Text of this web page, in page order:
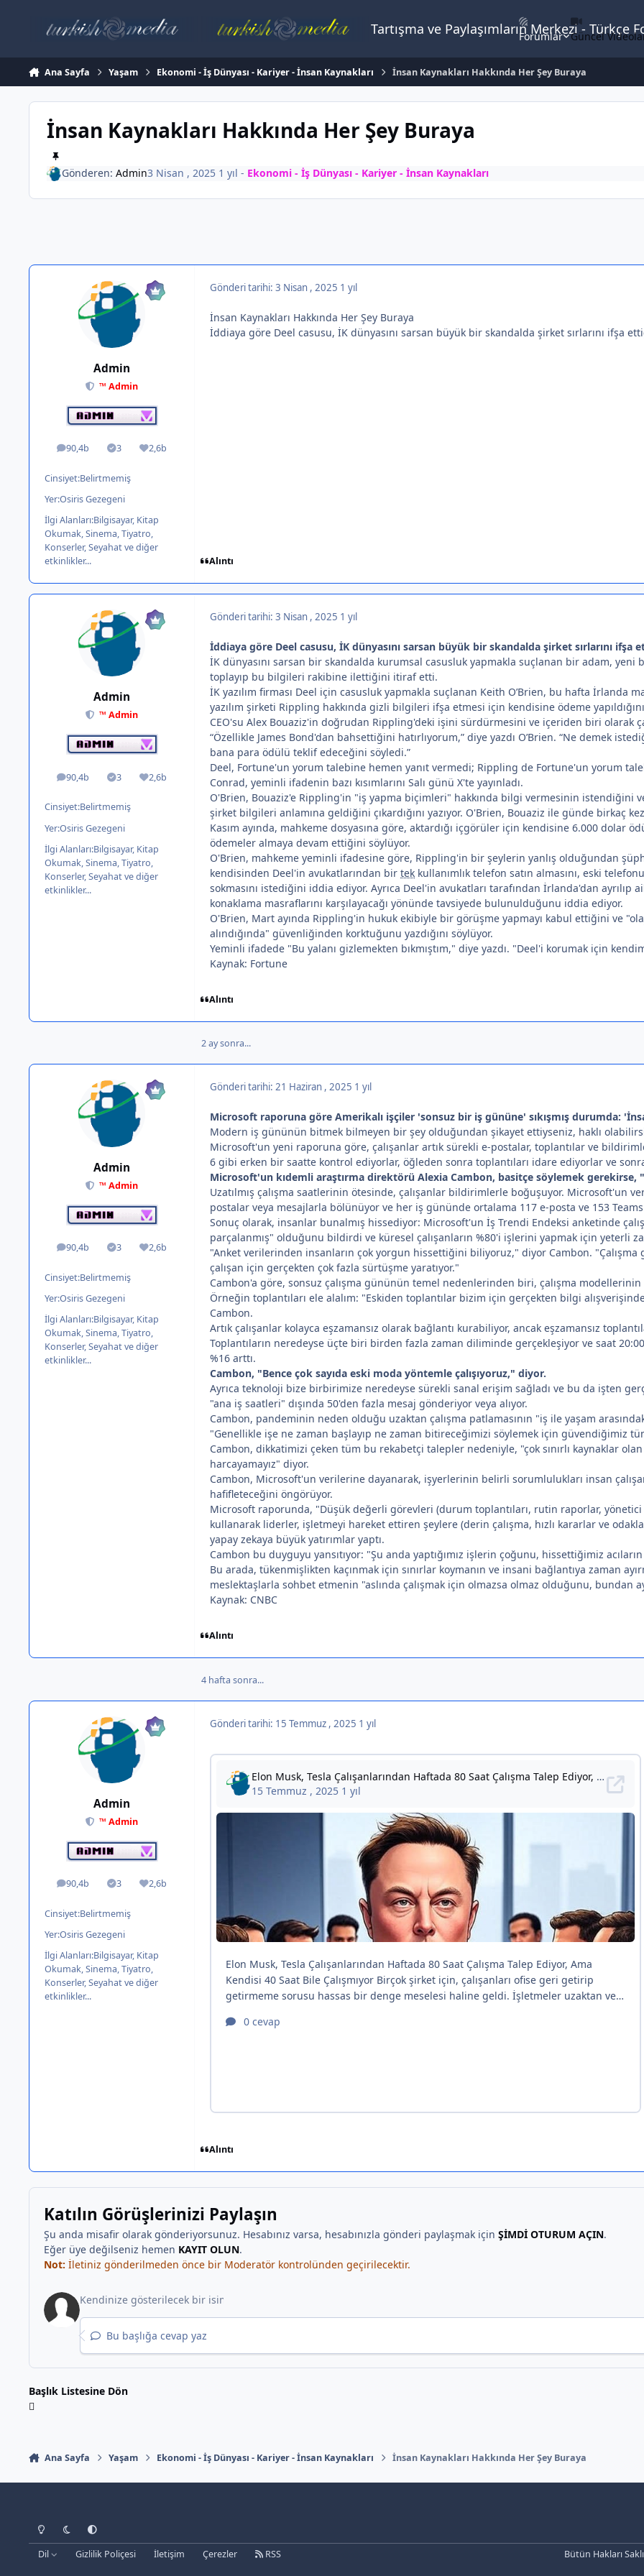
Tartışma ve Paylaşımların Merkezi -
Forumlar Güncel
Ana Sayfa Yaşam Ekonomi - İş Dünyası - Kariyer - İnsan Kaynakları İnsan Kaynakları Hakkında Her Şey Buraya
İnsan Kaynakları Hakkında Her Şey Buraya
Gönderen: Admin3 Nisan , 2025 1 yıl - Ekonomi - İş Dünyası - Kariyer - İnsan Kaynakları
Admin
™ Admin
90,4b
ileti 3
Solutions2,6b
İtibar
Cinsiyet:Belirtmemiş
Yer:Osiris Gezegeni
İlgi Alanları:Bilgisayar, Kitap
Okumak, Sinema, Tiyatro,
Konserler, Seyahat ve diğer
etkinlikler...
Gönderi tarihi: 3 Nisan , 2025 1 yıl
İnsan Kaynakları Hakkında Her Şey Buraya
İddiaya göre Deel casusu, İK dünyasını sarsan büyük bir skandalda şirket sırlarını ifşa
Alıntı
Admin
™ Admin
90,4b
ileti 3
Solutions2,6b
İtibar
Cinsiyet:Belirtmemiş
Yer:Osiris Gezegeni
İlgi Alanları:Bilgisayar, Kitap
Okumak, Sinema, Tiyatro,
Konserler, Seyahat ve diğer
etkinlikler...
Gönderi tarihi: 3 Nisan , 2025 1 yıl
İddiaya göre Deel casusu, İK dünyasını sarsan büyük bir skandalda şirket sırlarını
İK dünyasını sarsan bir skandalda kurumsal casusluk yapmakla suçlanan bir adam,
toplayıp bu bilgileri rakibine ilettiğini itiraf etti.
İK yazılım firması Deel için casusluk yapmakla suçlanan Keith O’Brien, bu hafta İrlanda
yazılım şirketi Rippling hakkında gizli bilgileri ifşa etmesi için kendisine ödeme
CEO'su Alex Bouaziz'in doğrudan Rippling'deki işini sürdürmesini ve içeriden biri olarak
“Özellikle James Bond'dan bahsettiğini hatırlıyorum,” diye yazdı O’Brien. “Ne demek
bana para ödülü teklif edeceğini söyledi.”
Deel, Fortune'un yorum talebine hemen yanıt vermedi; Rippling de Fortune'un yorum
Conrad, yeminli ifadenin bazı kısımlarını Salı günü X'te yayınladı.
O'Brien, Bouaziz'e Rippling'in "iş yapma biçimleri" hakkında bilgi vermesinin
şirket bilgileri anlamına geldiğini çıkardığını yazıyor. O'Brien, Bouaziz ile günde birkaç
Kasım ayında, mahkeme dosyasına göre, aktardığı içgörüler için kendisine 6.000 dolar
ödemeler almaya devam ettiğini söylüyor.
O'Brien, mahkeme yeminli ifadesine göre, Rippling'in bir şeylerin yanlış olduğundan
kendisinden Deel'in avukatlarından bir tek kullanımlık telefon satın almasını, eski
sokmasını istediğini iddia ediyor. Ayrıca Deel'in avukatları tarafından İrlanda'dan
konaklama masraflarını karşılayacağı yönünde tavsiyede bulunulduğunu iddia ediyor.
O'Brien, Mart ayında Rippling'in hukuk ekibiyle bir görüşme yapmayı kabul ettiğini ve
alındığında" güvenliğinden korktuğunu yazdığını söylüyor.
Yeminli ifadede "Bu yalanı gizlemekten bıkmıştım," diye yazdı. "Deel'i korumak için
Kaynak: Fortune
Alıntı
2 ay sonra...
Admin
™ Admin
90,4b
ileti 3
Solutions2,6b
İtibar
Cinsiyet:Belirtmemiş
Yer:Osiris Gezegeni
İlgi Alanları:Bilgisayar, Kitap
Okumak, Sinema, Tiyatro,
Konserler, Seyahat ve diğer
etkinlikler...
Gönderi tarihi: 21 Haziran , 2025 1 yıl
Microsoft raporuna göre Amerikalı işçiler 'sonsuz bir iş gününe' sıkışmış durumda:
Modern iş gününün bitmek bilmeyen bir şey olduğundan şikayet ettiyseniz, haklı
Microsoft'un yeni raporuna göre, çalışanlar artık sürekli e-postalar, toplantılar ve
6 gibi erken bir saatte kontrol ediyorlar, öğleden sonra toplantıları idare ediyorlar ve
Microsoft'un kıdemli araştırma direktörü Alexia Cambon, basitçe söylemek gerekirse,
Uzatılmış çalışma saatlerinin ötesinde, çalışanlar bildirimlerle boğuşuyor. Microsoft'un
postalar veya mesajlarla bölünüyor ve her iş gününde ortalama 117 e-posta ve 153 Teams
Sonuç olarak, insanlar bunalmış hissediyor: Microsoft'un İş Trendi Endeksi anketinde
parçalanmış" olduğunu bildirdi ve küresel çalışanların %80'i işlerini yapmak için yeterli
"Anket verilerinden insanların çok yorgun hissettiğini biliyoruz," diyor Cambon.
çalışan için gerçekten çok fazla sürtüşme yaratıyor."
Cambon'a göre, sonsuz çalışma gününün temel nedenlerinden biri, çalışma modellerinin
Örneğin toplantıları ele alalım: "Eskiden toplantılar bizim için gerçekten bilgi
Cambon.
Artık çalışanlar kolayca eşzamansız olarak bağlantı kurabiliyor, ancak eşzamansız
Toplantıların neredeyse üçte biri birden fazla zaman diliminde gerçekleşiyor ve saat
%16 arttı.
Cambon, "Bence çok sayıda eski moda yöntemle çalışıyoruz," diyor.
Ayrıca teknoloji bize birbirimize neredeyse sürekli sanal erişim sağladı ve bu da işten
"ana iş saatleri" dışında 50'den fazla mesaj gönderiyor veya alıyor.
Cambon, pandeminin neden olduğu uzaktan çalışma patlamasının "iş ile yaşam
"Genellikle işe ne zaman başlayıp ne zaman bitireceğimizi söylemek için güvendiğimiz
Cambon, dikkatimizi çeken tüm bu rekabetçi talepler nedeniyle, "çok sınırlı kaynaklar
harcayamayız" diyor.
Cambon, Microsoft'un verilerine dayanarak, işyerlerinin belirli sorumlulukları insan
hafifleteceğini öngörüyor.
Microsoft raporunda, "Düşük değerli görevleri (durum toplantıları, rutin raporlar,
kullanarak liderler, işletmeyi hareket ettiren şeylere (derin çalışma, hızlı kararlar ve
yapay zekaya büyük yatırımlar yaptı.
Cambon bu duyguyu yansıtıyor: "Şu anda yaptığımız işlerin çoğunu, hissettiğimiz
Bu arada, tükenmişlikten kaçınmak için sınırlar koymanın ve insani bağlantıya zaman
meslektaşlarla sohbet etmenin "aslında çalışmak için olmazsa olmaz olduğunu, bundan
Kaynak: CNBC
Alıntı
4 hafta sonra...
Admin
™ Admin
90,4b
ileti 3
Solutions2,6b
İtibar
Cinsiyet:Belirtmemiş
Yer:Osiris Gezegeni
İlgi Alanları:Bilgisayar, Kitap
Okumak, Sinema, Tiyatro,
Konserler, Seyahat ve diğer
etkinlikler...
Gönderi tarihi: 15 Temmuz , 2025 1 yıl
Alıntı
Katılın Görüşlerinizi Paylaşın
Şu anda misafir olarak gönderiyorsunuz. Hesabınız varsa, hesabınızla gönderi paylaşmak için ŞİMDİ OTURUM AÇIN.
Eğer üye değilseniz hemen KAYIT OLUN.
Not: İletiniz gönderilmeden önce bir Moderatör kontrolünden geçirilecektir.
Bu başlığa cevap yaz
Başlık Listesine Dön
Ana Sayfa Yaşam Ekonomi - İş Dünyası - Kariyer - İnsan Kaynakları İnsan Kaynakları Hakkında Her Şey Buraya
Light ModeDark ModeSystem Preference
Dil Gizlilik Poliçesi İletişim Çerezler RSS Bütün Hakları